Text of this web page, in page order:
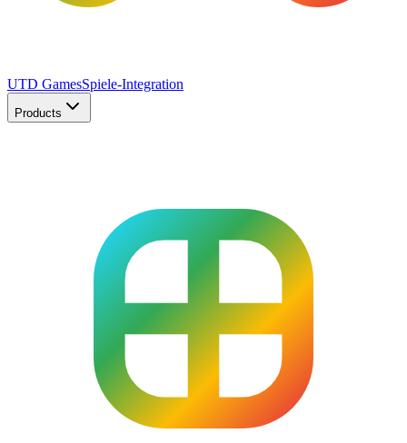
UTD GamesSpiele-Integration
Products